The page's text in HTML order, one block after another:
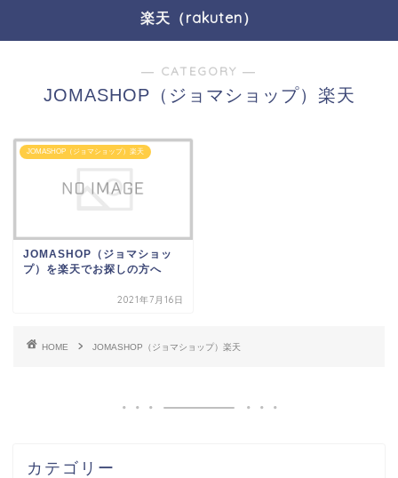
楽天（rakuten）
― CATEGORY ―
JOMASHOP（ジョマショップ）楽天
JOMASHOP（ジョマショップ）楽天
JOMASHOP（ジョマショッ
プ）を楽天でお探しの方へ
2021年7月16日
HOME JOMASHOP（ジョマショップ）楽天
カテゴリー